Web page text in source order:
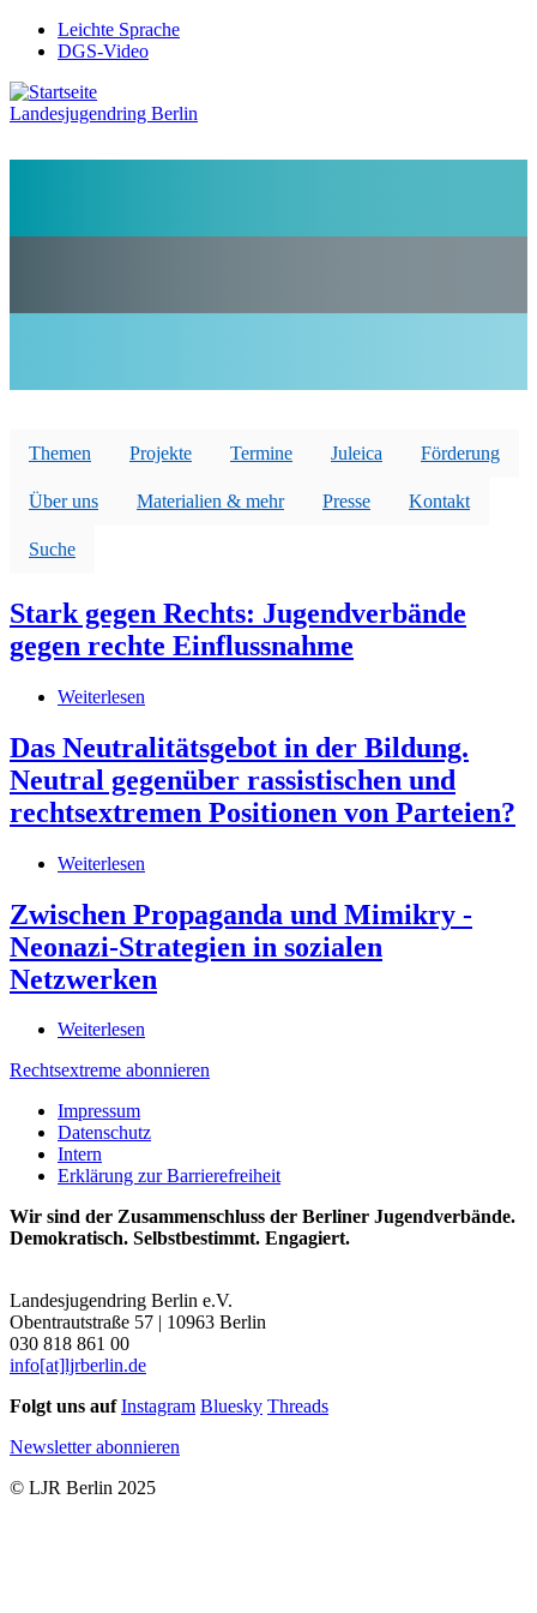
Direkt
zum
Preheader
Menü
Leichte Sprache
DGS-Video
Landesjugendring Berlin
Themen Projekte Termine Juleica Förderung
Über uns Materialien & mehr Presse Kontakt
Suche
Stark gegen Rechts: Jugendverbände
gegen rechte Einflussnahme
Weiterlesen
gegen
Rechts:
Jugendverbände
gegen
rechte
Das Neutralitätsgebot in der Bildung.
Neutral gegenüber rassistischen und
rechtsextremen Positionen von Parteien?
Weiterlesen
Neutralitätsgebot
in
der
Bildung.
Neutral
rechtsextremen
Parteien?
Zwischen Propaganda und Mimikry -
Neonazi-Strategien in sozialen
Netzwerken
Weiterlesen
Propaganda
-
Strategien
sozialen
Netzwerken
Rechtsextreme abonnieren
Impressum
Datenschutz
Intern
Erklärung zur Barrierefreiheit
Wir sind der Zusammenschluss der Berliner Jugendverbände.
Demokratisch. Selbstbestimmt. Engagiert.
Landesjugendring Berlin e.V.
Obentrautstraße 57 | 10963 Berlin
030 818 861 00
info[at]ljrberlin.de
Folgt uns auf Instagram Bluesky Threads
Newsletter abonnieren
© LJR Berlin 2025